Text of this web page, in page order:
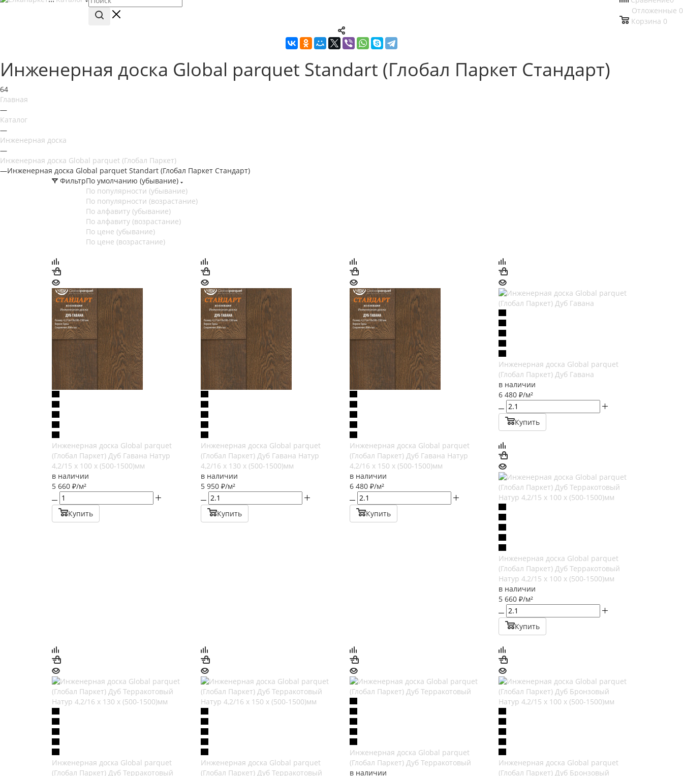
Отложенные 0
Корзина 0
Инженерная доска Global parquet Standart (Глобал Паркет Стандарт)
64
Главная
—
Каталог
—
Инженерная доска
—
Инженерная доска Global parquet (Глобал Паркет)
—Инженерная доска Global parquet Standart (Глобал Паркет Стандарт)
ФильтрПо умолчанию (убывание)
По популярности (убывание)
По популярности (возрастание)
По алфавиту (убывание)
По алфавиту (возрастание)
По цене (убывание)
По цене (возрастание)
Инженерная доска Global parquet
(Глобал Паркет) Дуб Гавана Натур
4,2/15 х 100 х (500-1500)мм
в наличии
5 660 ₽/м²
Купить
Инженерная доска Global parquet
(Глобал Паркет) Дуб Гавана Натур
4,2/16 х 130 х (500-1500)мм
в наличии
5 950 ₽/м²
Купить
Инженерная доска Global parquet
(Глобал Паркет) Дуб Гавана Натур
4,2/16 х 150 х (500-1500)мм
в наличии
6 480 ₽/м²
Купить
Инженерная доска Global parquet
(Глобал Паркет) Дуб Гавана
в наличии
6 480 ₽/м²
Купить
Инженерная доска Global parquet
(Глобал Паркет) Дуб Терракотовый
Натур 4,2/15 х 100 х (500-1500)мм
в наличии
5 660 ₽/м²
Купить
Инженерная доска Global parquet
(Глобал Паркет) Дуб Терракотовый
Инженерная доска Global parquet
(Глобал Паркет) Дуб Терракотовый
Инженерная доска Global parquet
(Глобал Паркет) Дуб Терракотовый
в наличии
Инженерная доска Global parquet
(Глобал Паркет) Дуб Бронзовый